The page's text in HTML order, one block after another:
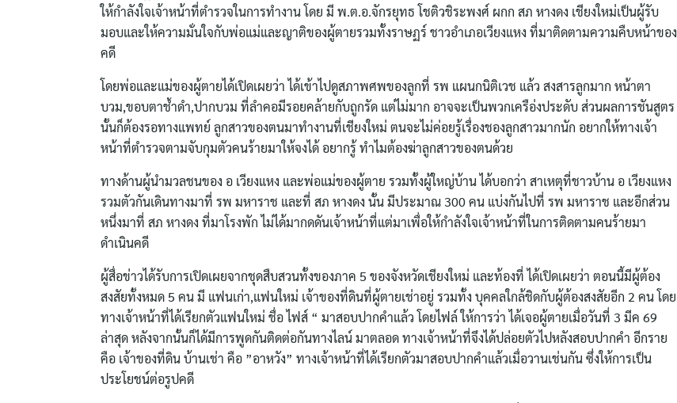
Search
ให้กำลังใจเจ้าหน้าที่ตำรวจในการทำงาน โดย มี พ.ต.อ.จักรยุทธ โชติวชิระพงศ์ ผกก สภ หางดง เชียงใหม่เป็นผู้รับ
มอบและให้ความมั่นใจกับพ่อแม่และญาติของผู้ตายรวมทั้งราษฏร์ ชาวอำเภอเวียงแหง ที่มาติดตามความคืบหน้าของ
คดี
โดยพ่อและแม่ของผู้ตายได้เปิดเผยว่า ได้เข้าไปดูสภาพศพของลูกที่ รพ แผนกนิติเวช แล้ว สงสารลูกมาก หน้าตา
บวม,ขอบตาช้ำดำ,ปากบวม ที่ลำคอมีรอยคล้ายกับถูกรัด แต่ไม่มาก อาจจะเป็นพวกเครือ่งประดับ ส่วนผลการชันสูตร
นั้นก็ต้องรอทางแพทย์ ลูกสาวของตนมาทำงานที่เชียงใหม่ ตนจะไม่ค่อยรู้เรื่องชองลูกสาวมากนัก อยากให้ทางเจ้า
หน้าที่ตำรวจตามจับกุมตัวคนร้ายมาให้จงได้ อยากรู้ ทำไมต้องฆ่าลูกสาวของตนด้วย
ทางด้านผู้นำมวลชนของ อ เวียงแหง และพ่อแม่ของผู้ตาย รวมทั้งผู้ใหญ่บ้าน ได้บอกว่า สาเหตุที่ชาวบ้าน อ เวียงแหง
รวมตัวกันเดินทางมาที่ รพ มหาราช และที่ สภ หางดง นั้น มีประมาณ 300 คน แบ่งกันไปที่ รพ มหาราช และอีกส่วน
หนึ่งมาที่ สภ หางดง ที่มาโรงพัก ไม่ได้มากดดันเจ้าหน้าที่แต่มาเพื่อให้กำลังใจเจ้าหน้าที่ในการติดตามคนร้ายมา
ดำเนินคดี
ผู้สื่อข่าวได้รับการเปิดเผยจากชุดสืบสวนทั้งของภาค 5 ของจังหวัดเชียงใหม่ และท้องที่ ได้เปิดเผยว่า ตอนนี้มีผู้ต้อง
สงสัยทั้งหมด 5 คน มี แฟนเก่า,แฟนใหม่ เจ้าของที่ดินที่ผู้ตายเช่าอยู่ รวมทั้ง บุคคลใกล้ชิดกับผู้ต้องสงสัยอีก 2 คน โดย
ทางเจ้าหน้าที่ได้เรียกตัวแฟนใหม่ ชื่อ ไฟส์ “ มาสอบปากคำแล้ว โดยไฟล์ ให้การว่า ได้เจอผู้ตายเมื่อวันที่ 3 มีค 69
ล่าสุด หลังจากนั้นก็ได้มีการพูดกันติดต่อกันทางไลน์ มาตลอด ทางเจ้าหน้าที่จึงได้ปล่อยตัวไปหลังสอบปากคำ อีกราย
คือ เจ้าของที่ดิน บ้านเช่า คือ ”อาหวัง” ทางเจ้าหน้าที่ได้เรียกตัวมาสอบปากคำแล้วเมื่อวานเช่นกัน ซึ่งให้การเป็น
ประโยชน์ต่อรูปคดี